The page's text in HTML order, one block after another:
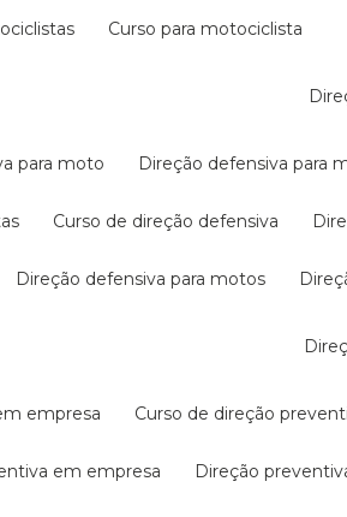
curso para motociclista
para moto direção defensiva para
curso de direção defensiva
direção defensiva para motos
empresa curso de direção
em empresa direção